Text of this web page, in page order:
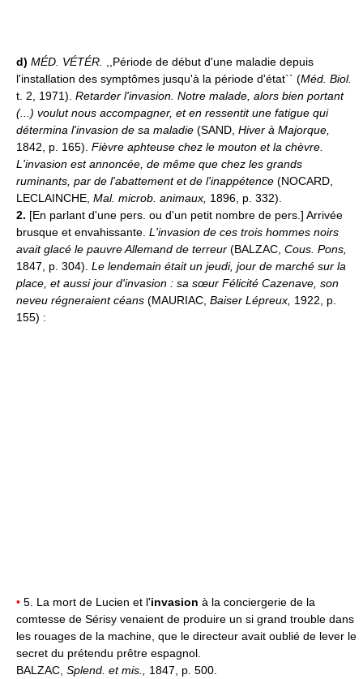
d) MÉD. VÉTÉR.
,,Période de début d'une maladie depuis
l'installation des symptômes jusqu'à la période d'état`` (Méd. Biol.
t. 2, 1971). Retarder l'invasion. Notre malade, alors bien portant
(...) voulut nous accompagner, et en ressentit une fatigue qui
détermina l'invasion de sa maladie (SAND, Hiver à Majorque,
1842, p. 165). Fièvre aphteuse chez le mouton et la chèvre.
L'invasion est annoncée, de même que chez les grands
ruminants, par de l'abattement et de l'inappétence (NOCARD,
LECLAINCHE, Mal. microb. animaux, 1896, p. 332).
2. [En parlant d'une pers. ou d'un petit nombre de pers.] Arrivée
brusque et envahissante. L'invasion de ces trois hommes noirs
avait glacé le pauvre Allemand de terreur (BALZAC, Cous. Pons,
1847, p. 304). Le lendemain était un jeudi, jour de marché sur la
place, et aussi jour d'invasion : sa sœur Félicité Cazenave, son
neveu régneraient céans (MAURIAC, Baiser Lépreux, 1922, p.
155) :
• 5. La mort de Lucien et l'invasion à la conciergerie de la
comtesse de Sérisy venaient de produire un si grand trouble dans
les rouages de la machine, que le directeur avait oublié de lever le
secret du prétendu prêtre espagnol.
BALZAC, Splend. et mis., 1847, p. 500.